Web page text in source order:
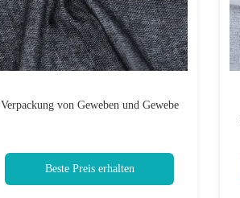
Verpackung von Geweben und Gewebe
Beste Preis erhalten